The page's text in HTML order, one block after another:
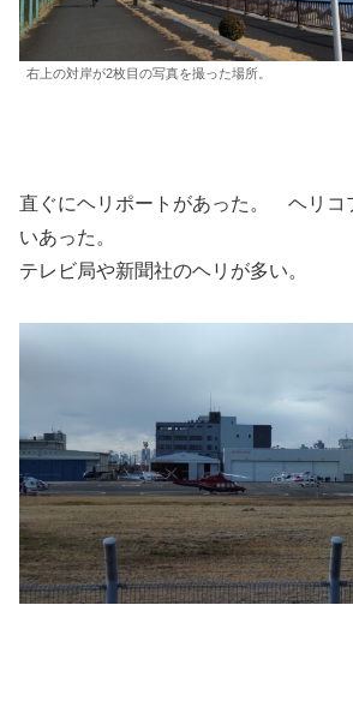
右上の対岸が2枚目の写真を撮った場所。
直ぐにヘリポートがあった。 ヘリコ
いあった。
テレビ局や新聞社のヘリが多い。